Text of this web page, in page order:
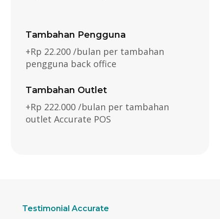
Tambahan Pengguna
+Rp 22.200 /bulan per tambahan
pengguna back office
Tambahan Outlet
+Rp 222.000 /bulan per tambahan
outlet Accurate POS
Testimonial Accurate